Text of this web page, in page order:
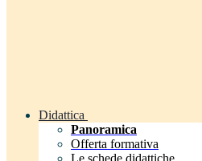
Didattica
Panoramica
Offerta formativa